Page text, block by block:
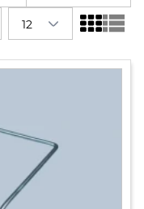
12